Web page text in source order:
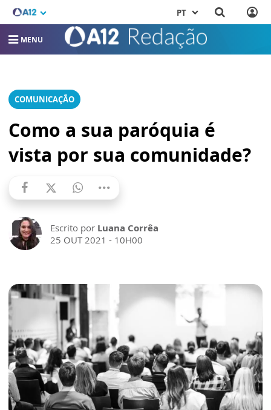
PT
MENU
COMUNICAÇÃO
Como a sua paróquia é
vista por sua comunidade?
Escrito por Luana Corrêa
25 OUT 2021 - 10H00